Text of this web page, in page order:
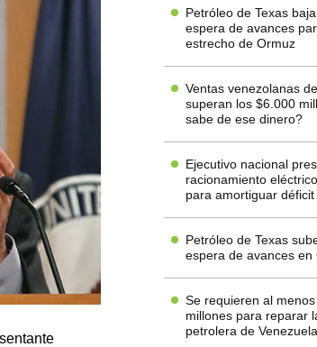
Petróleo de Texas
espera de avances
estrecho de Ormuz
Ventas venezolanas
superan los $6.000
sabe de ese dinero?
Ejecutivo nacional
racionamiento
para amortiguar
Petróleo de Texas
espera de avances en
Se requieren al
millones para reparar
petrolera de